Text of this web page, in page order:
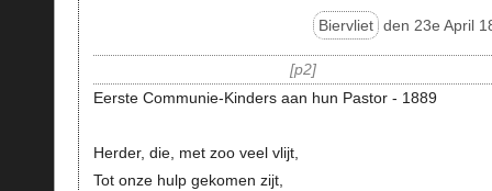
Biervliet den 23e April
p2
Eerste Communie-Kinders aan hun Pastor - 1889
Herder, die, met zoo veel vlijt,
Tot onze hulp gekomen zijt,